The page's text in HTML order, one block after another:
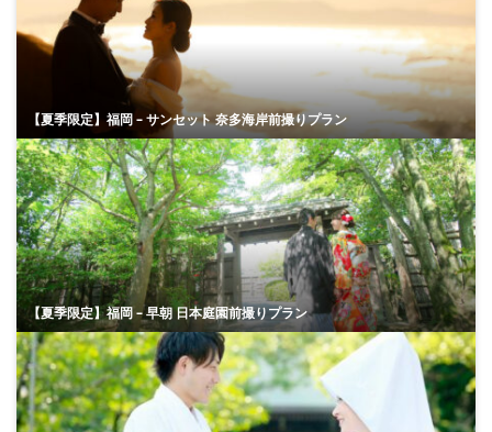
【夏季限定】福岡 – サンセット 奈多海岸前撮りプラン
【夏季限定】福岡 – 早朝 日本庭園前撮りプラン